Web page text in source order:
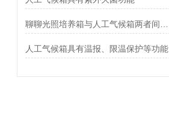
人工气候箱具有温报、限温保护等功能